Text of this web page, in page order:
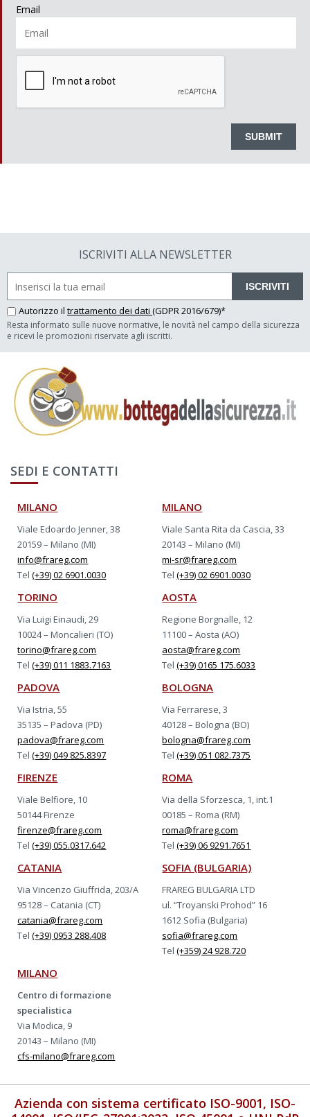
Email
ISCRIVITI ALLA NEWSLETTER
ISCRIVITI
Autorizzo il trattamento dei dati (GDPR 2016/679)*
Resta informato sulle nuove normative, le novità nel campo della sicurezza
e ricevi le promozioni riservate agli iscritti.
SEDI E CONTATTI
MILANO
Viale Edoardo Jenner, 38
20159 – Milano (MI)
info@frareg.com
Tel(+39) 02 6901.0030
MILANO
Viale Santa Rita da Cascia, 33
20143 – Milano (MI)
mi-sr@frareg.com
Tel(+39) 02 6901.0030
TORINO
Via Luigi Einaudi, 29
10024 – Moncalieri (TO)
torino@frareg.com
Tel(+39) 011 1883.7163
AOSTA
Regione Borgnalle, 12
11100 – Aosta (AO)
aosta@frareg.com
Tel(+39) 0165 175.6033
PADOVA
Via Istria, 55
35135 – Padova (PD)
padova@frareg.com
Tel(+39) 049 825.8397
BOLOGNA
Via Ferrarese, 3
40128 – Bologna (BO)
bologna@frareg.com
Tel(+39) 051 082.7375
FIRENZE
Viale Belfiore, 10
50144 Firenze
firenze@frareg.com
Tel(+39) 055.0317.642
ROMA
Via della Sforzesca, 1, int.1
00185 – Roma (RM)
roma@frareg.com
Tel(+39) 06 9291.7651
CATANIA
Via Vincenzo Giuffrida, 203/A
95128 – Catania (CT)
catania@frareg.com
Tel(+39) 0953 288.408
SOFIA (BULGARIA)
FRAREG BULGARIA LTD
ul. “Troyanski Prohod” 16
1612 Sofia (Bulgaria)
sofia@frareg.com
Tel(+359) 24 928.720
MILANO
Centro di formazione
specialistica
Via Modica, 9
20143 – Milano (MI)
cfs-milano@frareg.com
Azienda con sistema certificato ISO-9001, ISO-